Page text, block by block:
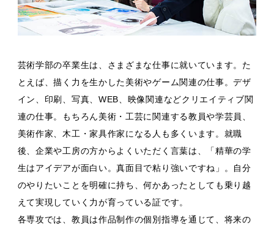
芸術学部の卒業生は、さまざまな仕事に就いています。た
とえば、描く力を生かした美術やゲーム関連の仕事。デザ
イン、印刷、写真、WEB、映像関連などクリエイティブ関
連の仕事。もちろん美術・工芸に関連する教員や学芸員、
美術作家、木工・家具作家になる人も多くいます。就職
後、企業や工房の方からよくいただく言葉は、「精華の学
生はアイデアが面白い。真面目で粘り強いですね」。自分
のやりたいことを明確に持ち、何かあったとしても乗り越
えて実現していく力が育っている証です。
各専攻では、教員は作品制作の個別指導を通じて、将来の